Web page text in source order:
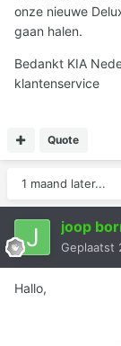
onze nieuwe
gaan halen.
Bedankt KIA
klantenservice
Quote
1 maand later...
joop
Geplaatst
Hallo,